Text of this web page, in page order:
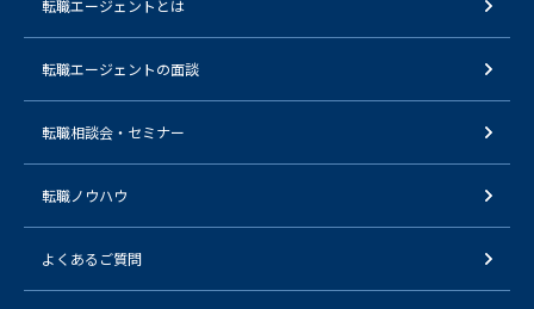
転職エージェントとは
転職エージェントの面談
転職相談会・セミナー
転職ノウハウ
よくあるご質問